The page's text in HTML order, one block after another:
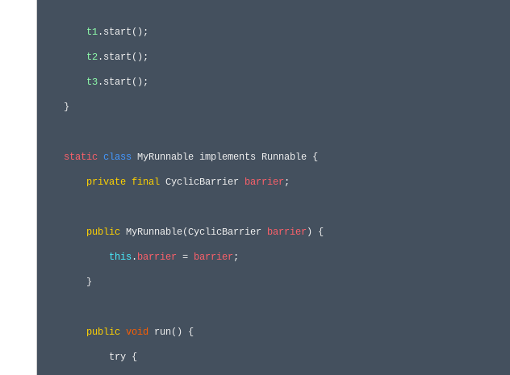
t1 .start();
t2 .start();
t3 .start();
    }
static class MyRunnable implements Runnable {
private final CyclicBarrier barrier ;
public MyRunnable(CyclicBarrier barrier ) {
this . barrier = barrier ;
        }
public void run() {
            try {